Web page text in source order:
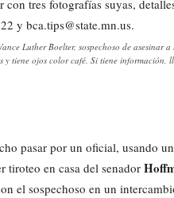
Luther Boelter, sospechoso de
tiene ojos color café. Si tiene información,
pasar por un oficial, usando
tiroteo en casa del senador
el sospechoso en un